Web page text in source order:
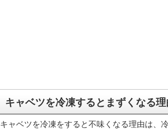
キャベツを冷凍するとまずくなる理
キャベツを冷凍をすると不味くなる理由は、